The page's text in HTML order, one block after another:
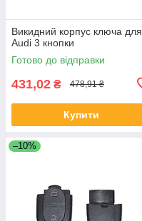
Викидний корпус ключа для
Audi 3 кнопки
Готово до відправки
431,02 ₴ 478,91 ₴
Купити
–10%